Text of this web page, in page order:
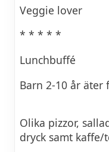
Veggie lover
* * * * *
Lunchbuffé
Barn 2-10 år äter
Olika pizzor,
dryck samt kaffe/